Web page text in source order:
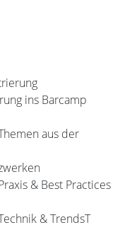
ins Barcamp
aus der
& Best Practices
& TrendsT